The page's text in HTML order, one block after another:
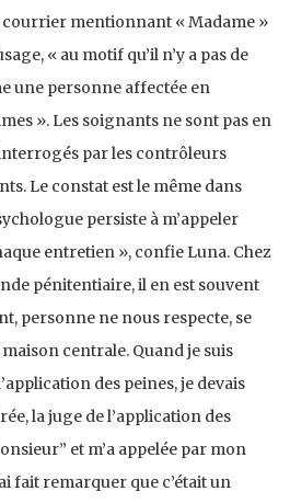
courrier mentionnant « Madame »
« au motif qu’il n’y a pas de
une personne affectée en
». Les soignants ne sont pas en
par les contrôleurs
Le constat est le même dans
persiste à m’appeler
entretien », confie Luna. Chez
pénitentiaire, il en est souvent
personne ne nous respecte, se
centrale. Quand je suis
des peines, je devais
la juge de l’application des
et m’a appelée par mon
fait remarquer que c’était un